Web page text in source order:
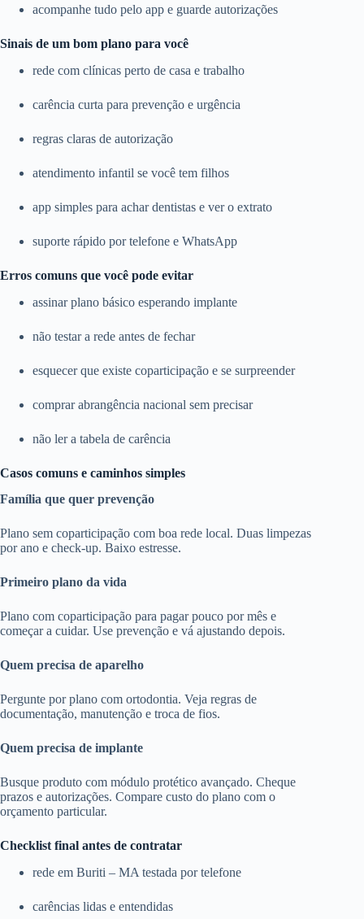
acompanhe tudo pelo app e guarde autorizações
Sinais de um bom plano para você
rede com clínicas perto de casa e trabalho
carência curta para prevenção e urgência
regras claras de autorização
atendimento infantil se você tem filhos
app simples para achar dentistas e ver o extrato
suporte rápido por telefone e WhatsApp
Erros comuns que você pode evitar
assinar plano básico esperando implante
não testar a rede antes de fechar
esquecer que existe coparticipação e se surpreender
comprar abrangência nacional sem precisar
não ler a tabela de carência
Casos comuns e caminhos simples
Família que quer prevenção
Plano sem coparticipação com boa rede local. Duas limpezas
por ano e check-up. Baixo estresse.
Primeiro plano da vida
Plano com coparticipação para pagar pouco por mês e
começar a cuidar. Use prevenção e vá ajustando depois.
Quem precisa de aparelho
Pergunte por plano com ortodontia. Veja regras de
documentação, manutenção e troca de fios.
Quem precisa de implante
Busque produto com módulo protético avançado. Cheque
prazos e autorizações. Compare custo do plano com o
orçamento particular.
Checklist final antes de contratar
rede em Buriti – MA testada por telefone
carências lidas e entendidas